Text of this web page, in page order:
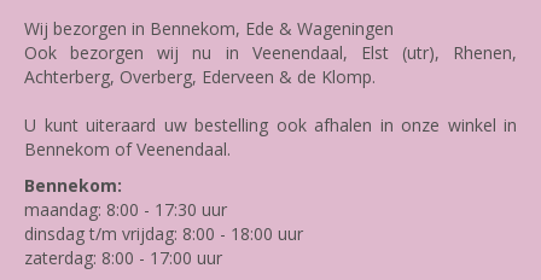
Wij bezorgen in Bennekom, Ede & Wageningen
Ook bezorgen wij nu in Veenendaal, Elst (utr), Rhenen,
Achterberg, Overberg, Ederveen & de Klomp.
U kunt uiteraard uw bestelling ook afhalen in onze winkel in
Bennekom of Veenendaal.
Bennekom:
maandag: 8:00 - 17:30 uur
dinsdag t/m vrijdag: 8:00 - 18:00 uur
zaterdag: 8:00 - 17:00 uur